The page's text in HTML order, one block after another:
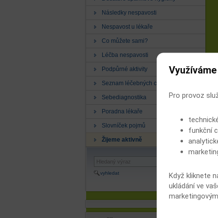
Následky nespavosti
Nespavost u lékaře
Co můžete sami?
Léčba nespavosti
Podpůrné aktivity
Seznam léčebných center
Sebediagnostika
Poradna lékaře
Slovníček pojmů
Žijeme aktivně
vyhledat
Pro provoz
funkční
Když kliknete
ukládání ve